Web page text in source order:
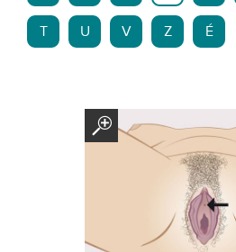
T U V Z É